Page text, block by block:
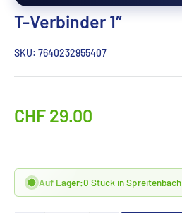
T-Verbinder 1″
SKU: 7640232955407
Sonderpreis
CHF 29.00
Auf Lager:0 Stück in Spreitenbach